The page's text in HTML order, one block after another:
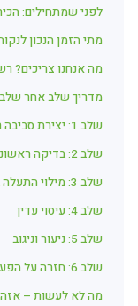
לפני שמתחילים:
מתי הזמן הנכון לנקות
מה אנחנו צריכים?
מדריך שלב אחר שלב
שלב 1: יצירת סביבה רגועה
שלב 2: בדיקה ראשונית
שלב 3: מילוי התעלה בתמיסה
שלב 4: עיסוי עדין
שלב 5: ניעור וניגוב
שלב 6: חזרה על הפעולה (בצד השני) וחיזוק חיובי
מה לא לעשות –